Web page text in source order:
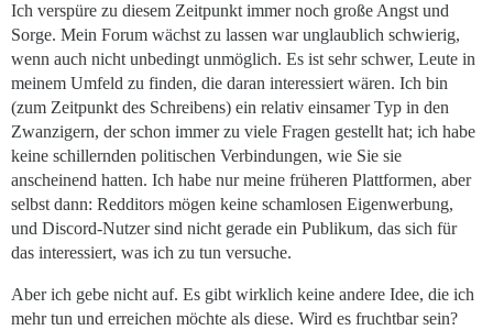
Ich verspüre zu diesem Zeitpunkt immer noch große Angst und
Sorge. Mein Forum wächst zu lassen war unglaublich schwierig,
wenn auch nicht unbedingt unmöglich. Es ist sehr schwer, Leute in
meinem Umfeld zu finden, die daran interessiert wären. Ich bin
(zum Zeitpunkt des Schreibens) ein relativ einsamer Typ in den
Zwanzigern, der schon immer zu viele Fragen gestellt hat; ich habe
keine schillernden politischen Verbindungen, wie Sie sie
anscheinend hatten. Ich habe nur meine früheren Plattformen, aber
selbst dann: Redditors mögen keine schamlosen Eigenwerbung,
und Discord-Nutzer sind nicht gerade ein Publikum, das sich für
das interessiert, was ich zu tun versuche.
Aber ich gebe nicht auf. Es gibt wirklich keine andere Idee, die ich
mehr tun und erreichen möchte als diese. Wird es fruchtbar sein?